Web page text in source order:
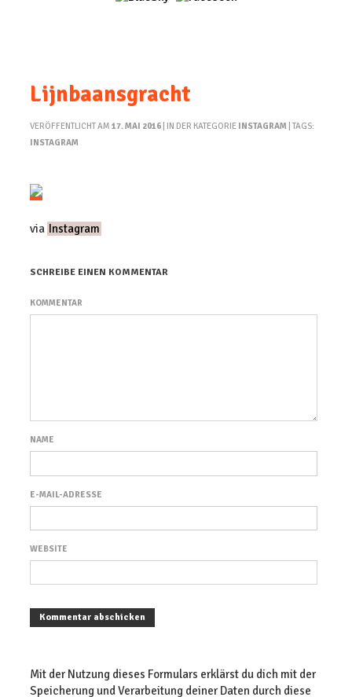
Lijnbaansgracht
VERÖFFENTLICHT AM 17. MAI 2016 | IN DER KATEGORIE INSTAGRAM | TAGS:
INSTAGRAM
via Instagram
SCHREIBE EINEN KOMMENTAR
KOMMENTAR
NAME
E-MAIL-ADRESSE
WEBSITE
Mit der Nutzung dieses Formulars erklärst du dich mit der
Speicherung und Verarbeitung deiner Daten durch diese